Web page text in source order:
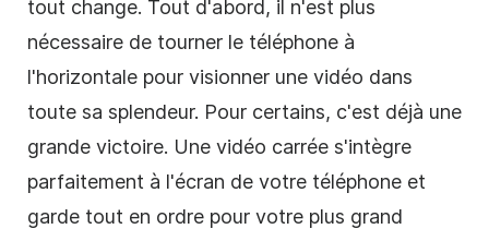
tout change. Tout d'abord, il n'est plus
nécessaire de tourner le téléphone à
l'horizontale pour visionner une vidéo dans
toute sa splendeur. Pour certains, c'est déjà une
grande victoire. Une vidéo carrée s'intègre
parfaitement à l'écran de votre téléphone et
garde tout en ordre pour votre plus grand